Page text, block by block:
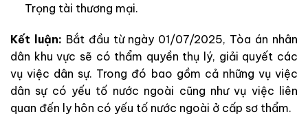
Trọng tài thương mại.
Kết luận: Bắt đầu từ ngày 01/07/2025, Tòa án nhân
dân khu vực sẽ có thẩm quyền thụ lý, giải quyết các
vụ việc dân sự. Trong đó bao gồm cả những vụ việc
dân sự có yếu tố nước ngoài cũng như vụ việc liên
quan đến ly hôn có yếu tố nước ngoài ở cấp sơ thẩm.